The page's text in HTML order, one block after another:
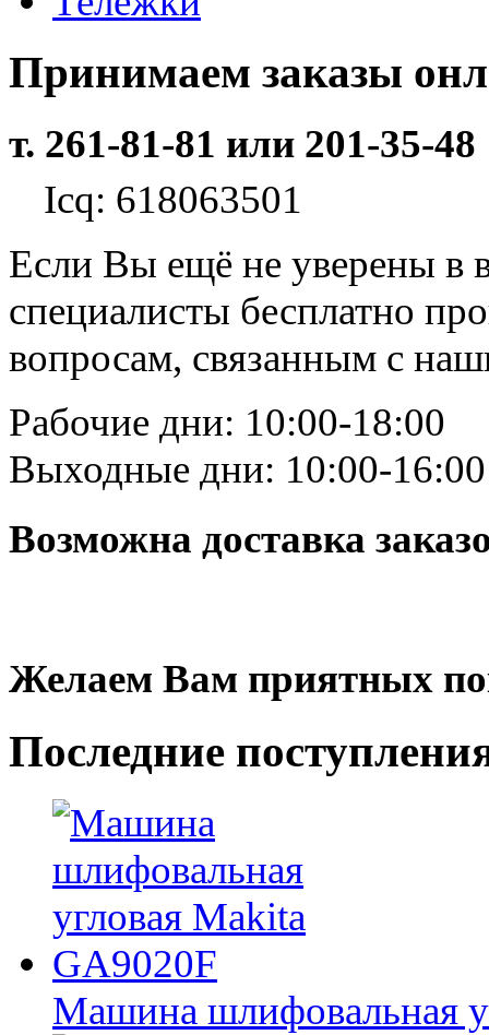
Принимаем заказы
т. 261-81-81 или 201-35-48
Icq: 618063501
Если Вы ещё не уверены в
специалисты бесплатно
вопросам, связанным с
Рабочие дни: 10:00-18:00
Выходные дни: 10:00-16:00
Возможна доставка
Желаем Вам приятных
Последние
Машина шлифовальная